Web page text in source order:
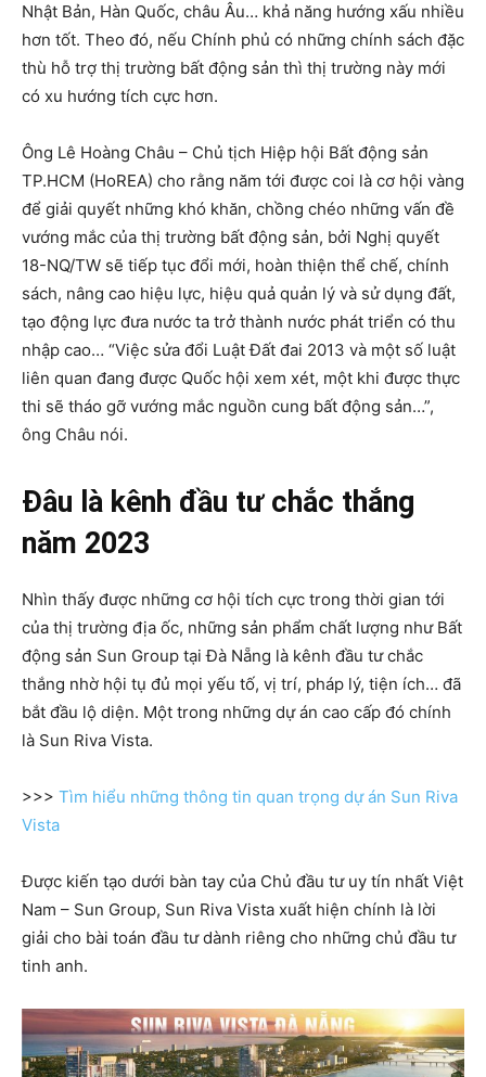
Nhật Bản, Hàn Quốc, châu Âu… khả năng hướng xấu nhiều
hơn tốt. Theo đó, nếu Chính phủ có những chính sách đặc
thù hỗ trợ thị trường bất động sản thì thị trường này mới
có xu hướng tích cực hơn.
Ông Lê Hoàng Châu – Chủ tịch Hiệp hội Bất động sản
TP.HCM (HoREA) cho rằng năm tới được coi là cơ hội vàng
để giải quyết những khó khăn, chồng chéo những vấn đề
vướng mắc của thị trường bất động sản, bởi Nghị quyết
18-NQ/TW sẽ tiếp tục đổi mới, hoàn thiện thể chế, chính
sách, nâng cao hiệu lực, hiệu quả quản lý và sử dụng đất,
tạo động lực đưa nước ta trở thành nước phát triển có thu
nhập cao… “Việc sửa đổi Luật Đất đai 2013 và một số luật
liên quan đang được Quốc hội xem xét, một khi được thực
thi sẽ tháo gỡ vướng mắc nguồn cung bất động sản…”,
ông Châu nói.
Đâu là kênh đầu tư chắc thắng
năm 2023
Nhìn thấy được những cơ hội tích cực trong thời gian tới
của thị trường địa ốc, những sản phẩm chất lượng như Bất
động sản Sun Group tại Đà Nẵng là kênh đầu tư chắc
thắng nhờ hội tụ đủ mọi yếu tố, vị trí, pháp lý, tiện ích… đã
bắt đầu lộ diện. Một trong những dự án cao cấp đó chính
là Sun Riva Vista.
>>> Tìm hiểu những thông tin quan trọng dự án Sun Riva
Vista
Được kiến tạo dưới bàn tay của Chủ đầu tư uy tín nhất Việt
Nam – Sun Group, Sun Riva Vista xuất hiện chính là lời
giải cho bài toán đầu tư dành riêng cho những chủ đầu tư
tinh anh.